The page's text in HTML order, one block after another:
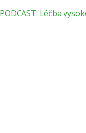
PODCAST: Léčba